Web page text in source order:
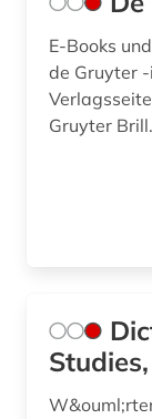
E-Books
de Gruyter
Gruyter Brill.